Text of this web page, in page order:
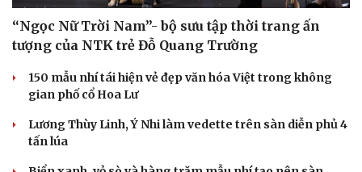
“Ngọc Nữ Trời Nam”- bộ sưu tập thời trang ấn
tượng của NTK trẻ Đỗ Quang Trường
150 mẫu nhí tái hiện vẻ đẹp văn hóa Việt trong không
gian phố cổ Hoa Lư
Lương Thùy Linh, Ý Nhi làm vedette trên sàn diễn phủ 4
tấn lúa